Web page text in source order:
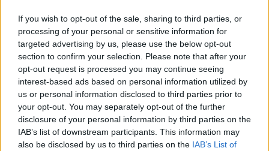
If you wish to opt-out of the sale, sharing to third parties, or
processing of your personal or sensitive information for
targeted advertising by us, please use the below opt-out
section to confirm your selection. Please note that after your
opt-out request is processed you may continue seeing
interest-based ads based on personal information utilized by
us or personal information disclosed to third parties prior to
your opt-out. You may separately opt-out of the further
disclosure of your personal information by third parties on the
IAB’s list of downstream participants. This information may
also be disclosed by us to third parties on the IAB’s List of
Felnőttképzés
Eduline